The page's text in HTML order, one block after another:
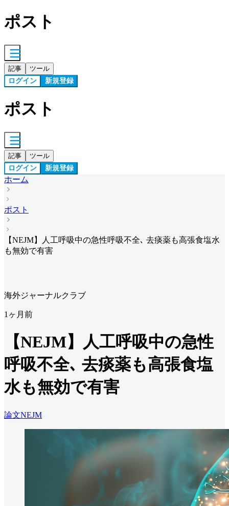
ポスト
記事 ツール
ログイン 新規登録
ポスト
記事 ツール
ログイン 新規登録
ホーム
ポスト
【NEJM】人工呼吸中の急性呼吸不全､ 去痰薬も高張食塩水
も無効で有害
海外ジャーナルクラブ
1ヶ月前
【NEJM】人工呼吸中の急性
呼吸不全､ 去痰薬も高張食塩
水も無効で有害
論文NEJM